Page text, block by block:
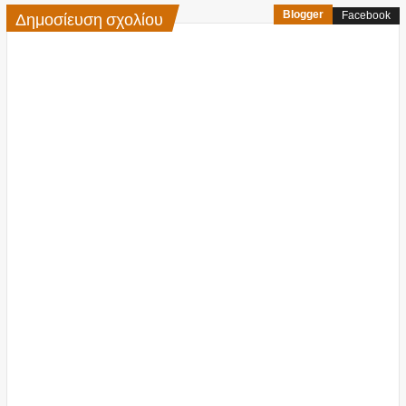
Δημοσίευση σχολίου Blogger Facebook